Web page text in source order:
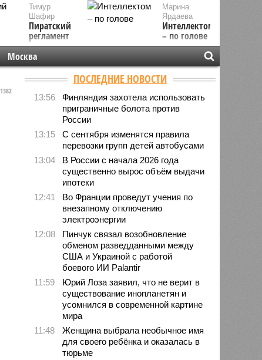
Марина
Ярдаева
Интеллектом
– по голове
Тимур
Шафир
Пиратский
регламент
Москва
1382
ПОСЛЕДНИЕ НОВОСТИ
13:56
Финляндия захотела использовать
приграничные болота против
России
13:15
С сентября изменятся правила
перевозки групп детей автобусами
13:04
В России с начала 2026 года
существенно вырос объём выдачи
ипотеки
12:41
Во Франции проведут учения по
внезапному отключению
электроэнергии
12:08
Пинчук связал возобновление
обменом разведданными между
США и Украиной с работой
боевого ИИ Palantir
11:59
Юрий Лоза заявил, что не верит в
существование инопланетян и
усомнился в современной картине
мира
11:48
Женщина выбрала необычное имя
для своего ребёнка и оказалась в
тюрьме